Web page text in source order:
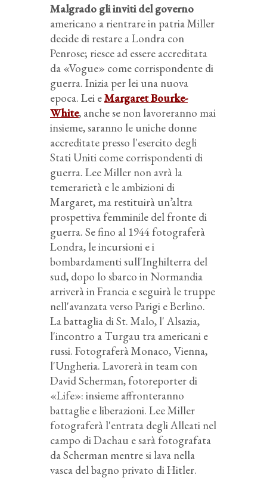
Malgrado gli inviti del governo
americano a rientrare in patria Miller
decide di restare a Londra con
Penrose; riesce ad essere accreditata
da «Vogue» come corrispondente di
guerra. Inizia per lei una nuova
epoca. Lei eMargaret Bourke-
White, anche se non lavoreranno mai
insieme, saranno le uniche donne
accreditate presso l'esercito degli
Stati Uniti come corrispondenti di
guerra. Lee Miller non avrà la
temerarietà e le ambizioni di
Margaret, ma restituirà un’altra
prospettiva femminile del fronte di
guerra. Se fino al 1944 fotograferà
Londra, le incursioni e i
bombardamenti sull'Inghilterra del
sud, dopo lo sbarco in Normandia
arriverà in Francia e seguirà le truppe
nell'avanzata verso Parigi e Berlino.
La battaglia di St. Malo, l' Alsazia,
l'incontro a Turgau tra americani e
russi. Fotograferà Monaco, Vienna,
l'Ungheria. Lavorerà in team con
David Scherman, fotoreporter di
«Life»: insieme affronteranno
battaglie e liberazioni. Lee Miller
fotograferà l'entrata degli Alleati nel
campo di Dachau e sarà fotografata
da Scherman mentre si lava nella
vasca del bagno privato di Hitler.